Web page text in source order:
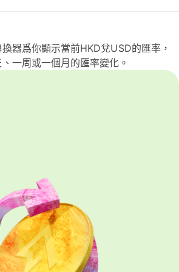
器爲你顯示當前HKD兌USD的匯率，
一周或一個月的匯率變化。